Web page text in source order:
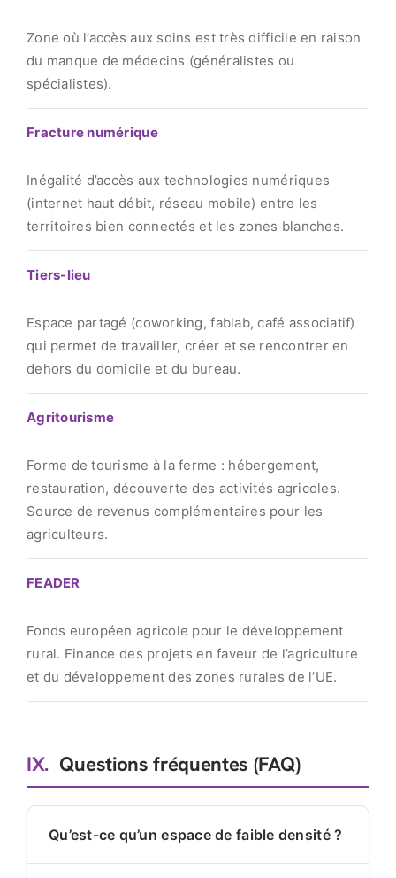
Zone où l’accès aux soins est très difficile en raison
du manque de médecins (généralistes ou
spécialistes).
Fracture numérique
Inégalité d’accès aux technologies numériques
(internet haut débit, réseau mobile) entre les
territoires bien connectés et les zones blanches.
Tiers-lieu
Espace partagé (coworking, fablab, café associatif)
qui permet de travailler, créer et se rencontrer en
dehors du domicile et du bureau.
Agritourisme
Forme de tourisme à la ferme : hébergement,
restauration, découverte des activités agricoles.
Source de revenus complémentaires pour les
agriculteurs.
FEADER
Fonds européen agricole pour le développement
rural. Finance des projets en faveur de l’agriculture
et du développement des zones rurales de l’UE.
IX. Questions fréquentes (FAQ)
Qu’est-ce qu’un espace de faible densité ?